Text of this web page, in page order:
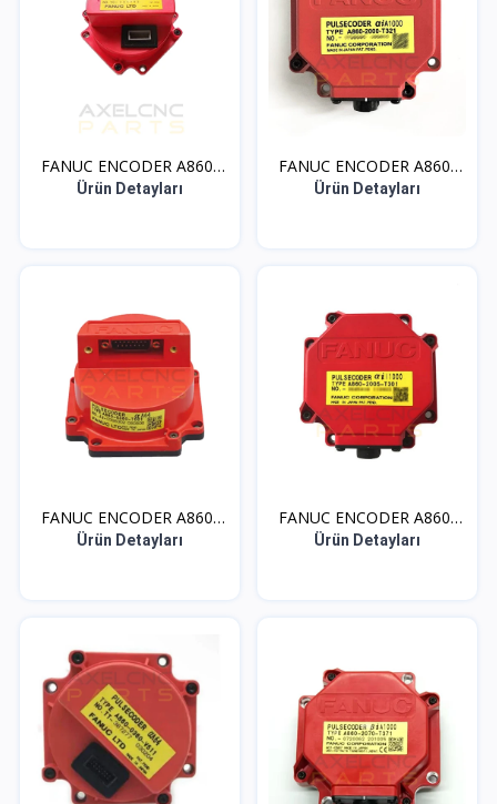
FANUC ENCODER A860-
036...
Ürün Detayları
FANUC ENCODER A860-
200...
Ürün Detayları
FANUC ENCODER A860-
036...
Ürün Detayları
FANUC ENCODER A860-
200...
Ürün Detayları